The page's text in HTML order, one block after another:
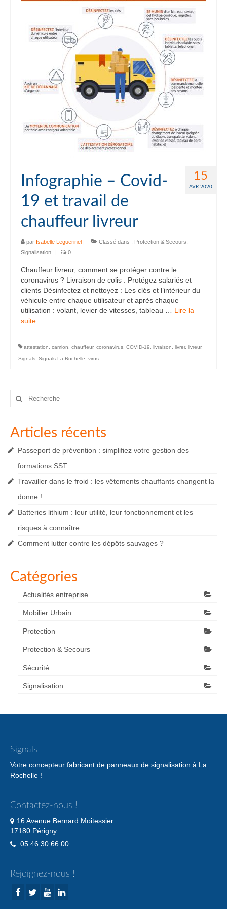
15
AVR 2020
Infographie – Covid-
19 et travail de
chauffeur livreur
par Isabelle Leguerinel | Classé dans : Protection & Secours
Signalisation
| 0
Chauffeur livreur, comment se protéger contre le
coronavirus ? Livraison de colis : Protégez salariés et
clients Désinfectez et nettoyez : Les clés et l’intérieur du
véhicule entre chaque utilisateur et après chaque
utilisation : volant, levier de vitesses, tableau … Lire la
suite­­
attestation camion chauffeur, coronavirus COVID-19 livraison livrer, livreur,
Signals Signals La Rochelle virus
Rechercher
Articles récents
Passeport de prévention : simplifiez votre gestion des
formations SST
Travailler dans le froid : les vêtements chauffants changent la
donne !
Batteries lithium : leur utilité, leur fonctionnement et les
risques à connaître
Comment lutter contre les dépôts sauvages ?
Catégories
Actualités entreprise
Mobilier Urbain
Protection
Protection & Secours
Sécurité
Signalisation
Signals
Votre concepteur fabricant de panneaux de signalisation à La
Rochelle !
Contactez-nous !
16 Avenue Bernard Moitessier
17180 Périgny
05 46 30 66 00
Rejoignez-nous !